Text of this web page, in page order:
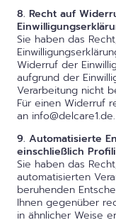
8. Recht auf
Sie haben das
Widerruf der
aufgrund der
Verarbeitung nicht
Für einen Widerruf
an info@delcare1.de.
9. Automatisierte
einschließlich
Sie haben das
automatisierten
beruhenden
Ihnen gegenüber
in ähnlicher Weise